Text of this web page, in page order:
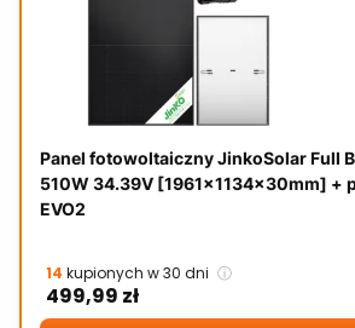
Panel fotowoltaiczny JinkoSolar Full
510W 34.39V [1961x1134x30mm] +
EVO2
14 kupionych w 30 dni ⓘ
Cena
499,99 zł